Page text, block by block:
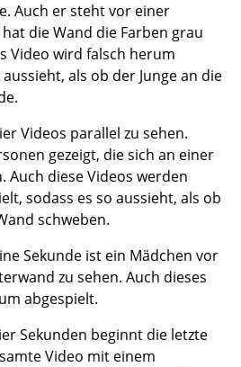
Auch er steht vor einer
die Wand die Farben grau
Video wird falsch herum
als ob der Junge an die
Videos parallel zu sehen.
gezeigt, die sich an einer
Auch diese Videos werden
sodass es so aussieht, als ob
schweben.
Sekunde ist ein Mädchen vor
zu sehen. Auch dieses
abgespielt.
Sekunden beginnt die letzte
Video mit einem